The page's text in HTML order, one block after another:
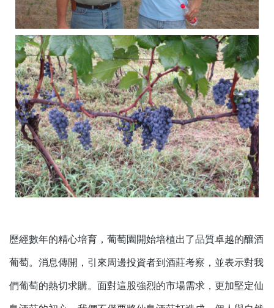
歷經數年的精心培育，葡萄園開始培植出了品質卓越的釀酒
葡萄。消息傳開，引來周邊投資者到酒莊考察，並表示對我
們葡萄的熱切求購。面對這股強烈的市場需求，更加堅定仙